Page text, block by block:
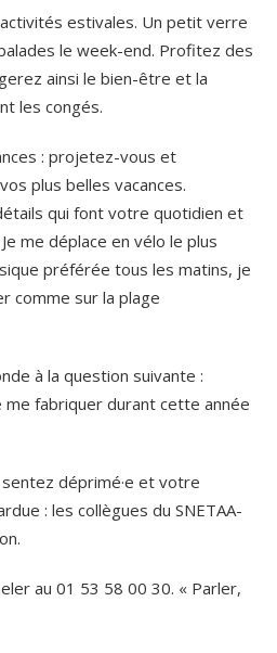
estivales. Un petit verre
le week-end. Profitez des
ainsi le bien-être et la
les congés.
: projetez-vous et
plus belles vacances.
qui font votre quotidien et
me déplace en vélo le plus
préférée tous les matins, je
comme sur la plage
à la question suivante :
me fabriquer durant cette année
déprimé·e et votre
: les collègues du SNETAA-
au 01 53 58 00 30. « Parler,